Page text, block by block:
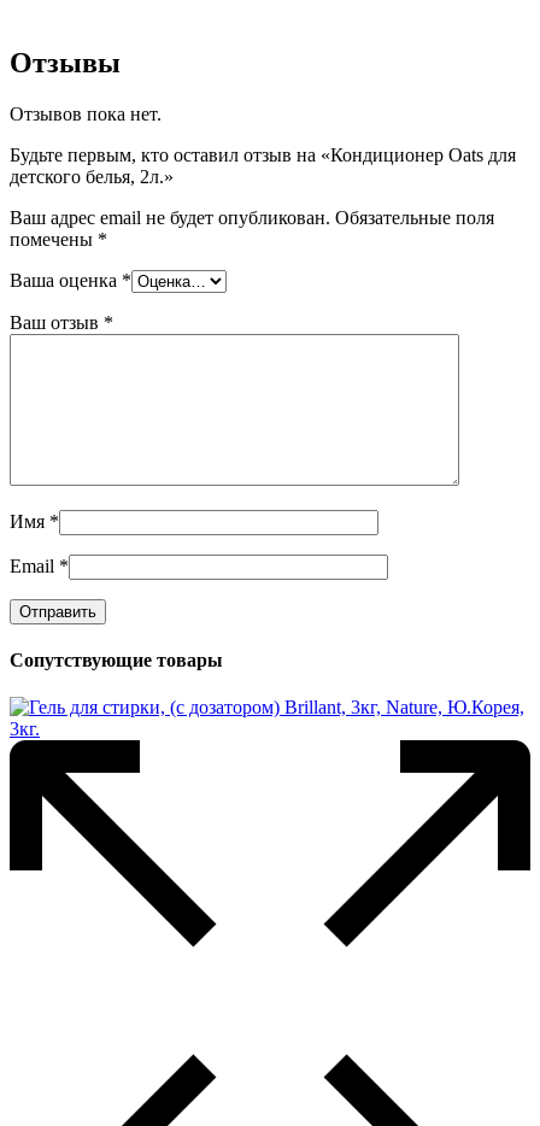
Отзывы
Отзывов пока нет.
Будьте первым, кто оставил отзыв на «Кондиционер Oats для
детского белья, 2л.»
Ваш адрес email не будет опубликован. Обязательные поля
помечены *
Ваша оценка *
Ваш отзыв *
Имя *
Email *
Сопутствующие товары